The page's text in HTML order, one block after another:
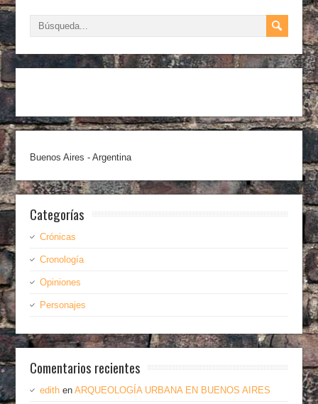
Buenos Aires - Argentina
Categorías
Crónicas
Cronología
Opiniones
Personajes
Comentarios recientes
edith enARQUEOLOGÍA URBANA EN BUENOS AIRES